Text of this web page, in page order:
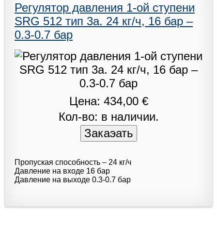
Регулятор давления 1-ой ступени
SRG 512 тип 3a. 24 кг/ч, 16 бар –
0.3-0.7 бар
Цена: 434,00 €
Кол-во: в наличии.
Пропуская способность – 24 кг/ч
Давление на входе 16 бар
Давление на выходе 0.3-0.7 бар